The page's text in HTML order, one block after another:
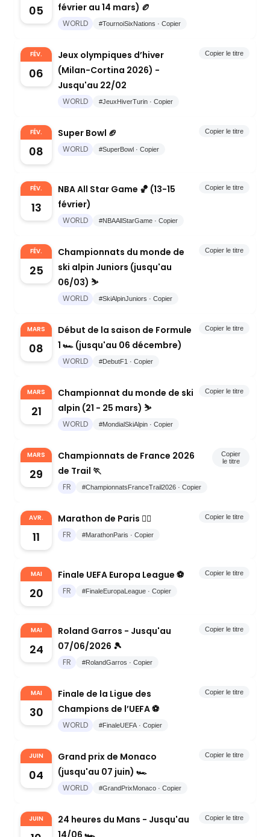
05
février au 14 mars) 🏉
WORLD #TournoiSixNations · Copier
FÉV.
06
Jeux olympiques d’hiver
(Milan-Cortina 2026) -
Jusqu'au 22/02
WORLD #JeuxHiverTurin · Copier
Copier le titre
FÉV.
08
Super Bowl 🏈
WORLD #SuperBowl · Copier
Copier le titre
FÉV.
13
NBA All Star Game 🏀 (13-15
février)
WORLD #NBAAllStarGame · Copier
Copier le titre
FÉV.
25
Championnats du monde de
ski alpin Juniors (jusqu'au
06/03) ⛷️
WORLD #SkiAlpinJuniors · Copier
Copier le titre
MARS
08
Début de la saison de Formule
1 🏎️ (jusqu'au 06 décembre)
WORLD #DebutF1 · Copier
Copier le titre
MARS
21
Championnat du monde de ski
alpin (21 - 25 mars) ⛷️
WORLD #MondialSkiAlpin · Copier
Copier le titre
MARS
29
Championnats de France 2026
de Trail 🏃
FR #ChampionnatsFranceTrail2026 · Copier
Copier
le titre
AVR.
11
Marathon de Paris 🏃‍♂️
FR #MarathonParis · Copier
Copier le titre
MAI
20
Finale UEFA Europa League ⚽
FR #FinaleEuropaLeague · Copier
Copier le titre
MAI
24
Roland Garros - Jusqu'au
07/06/2026 🎾
FR #RolandGarros · Copier
Copier le titre
MAI
30
Finale de la Ligue des
Champions de l’UEFA ⚽️
WORLD #FinaleUEFA · Copier
Copier le titre
JUIN
04
Grand prix de Monaco
(jusqu'au 07 juin) 🏎
WORLD #GrandPrixMonaco · Copier
Copier le titre
JUIN
24 heures du Mans - Jusqu'au
14/06 🏎
Copier le titre